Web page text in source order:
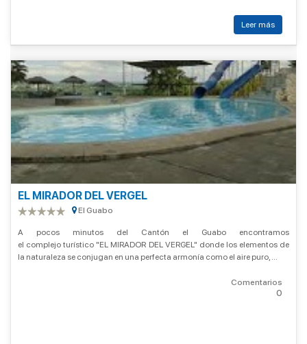
Leer más
EL MIRADOR DEL VERGEL
El Guabo
A pocos minutos del Cantón el Guabo encontramos
el complejo turístico "EL MIRADOR DEL VERGEL" donde los elementos de
la naturaleza se conjugan en una perfecta armonía como el aire puro, ...
Comentarios
0